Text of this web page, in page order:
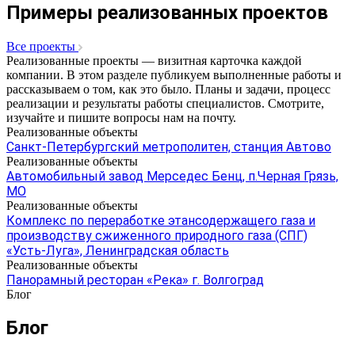
Примеры реализованных проектов
Все проекты
Реализованные проекты — визитная карточка каждой
компании. В этом разделе публикуем выполненные работы и
рассказываем о том, как это было. Планы и задачи, процесс
реализации и результаты работы специалистов. Смотрите,
изучайте и пишите вопросы нам на почту.
Реализованные объекты
Санкт-Петербургский метрополитен, станция Автово
Реализованные объекты
Автомобильный завод Мерседес Бенц, п.Черная Грязь,
МО
Реализованные объекты
Комплекс по переработке этансодержащего газа и
производству сжиженного природного газа (СПГ)
«Усть-Луга», Ленинградская область
Реализованные объекты
Панорамный ресторан «Река» г. Волгоград
Блог
Блог